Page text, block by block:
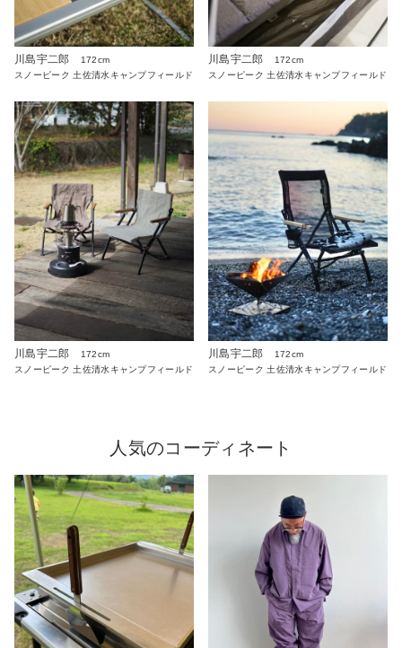
川島宇二郎
172cm
スノーピーク 土佐清水キャンプフィールド
川島宇二郎
172cm
スノーピーク 土佐清水キャンプフィールド
川島宇二郎
172cm
スノーピーク 土佐清水キャンプフィールド
川島宇二郎
172cm
スノーピーク 土佐清水キャンプフィールド
人気のコーディネート